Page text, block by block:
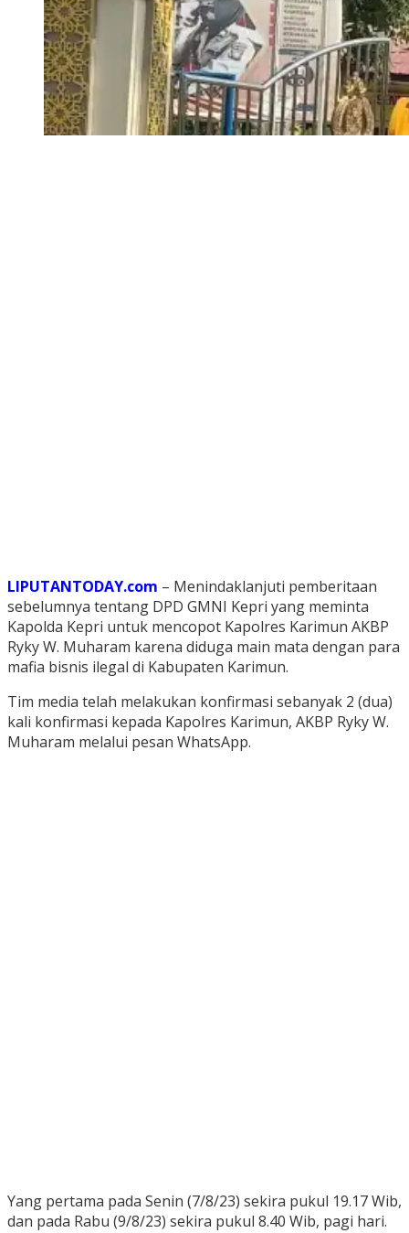
LIPUTANTODAY.com – Menindaklanjuti pemberitaan
sebelumnya tentang DPD GMNI Kepri yang meminta
Kapolda Kepri untuk mencopot Kapolres Karimun AKBP
Ryky W. Muharam karena diduga main mata dengan para
mafia bisnis ilegal di Kabupaten Karimun.
Tim media telah melakukan konfirmasi sebanyak 2 (dua)
kali konfirmasi kepada Kapolres Karimun, AKBP Ryky W.
Muharam melalui pesan WhatsApp.
Yang pertama pada Senin (7/8/23) sekira pukul 19.17 Wib,
dan pada Rabu (9/8/23) sekira pukul 8.40 Wib, pagi hari.